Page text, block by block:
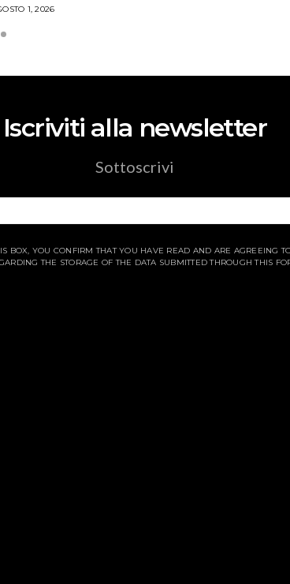
1, 2026
Iscriviti alla newsletter
Sottoscrivi
BOX, YOU CONFIRM THAT YOU HAVE READ AND ARE AGREEING
THE STORAGE OF THE DATA SUBMITTED THROUGH THIS